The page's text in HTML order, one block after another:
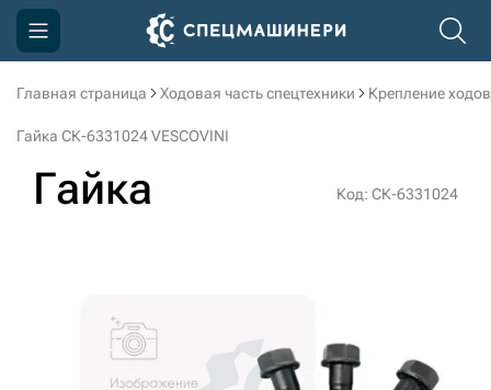
Главная страница Ходовая часть спецтехники Крепление
Гайка СК-6331024 VESCOVINI
Гайка Код: СК-6331024
Компания
Доставка и оплата
3D тур по производству
3D тур по складам